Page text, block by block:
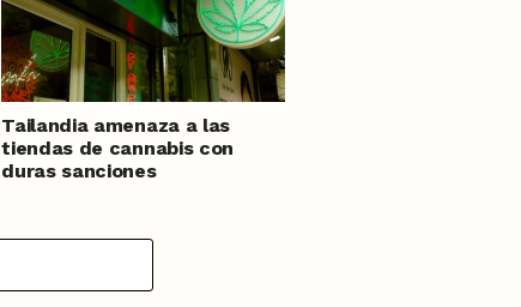
Tailandia amenaza a las
tiendas de cannabis con
duras sanciones